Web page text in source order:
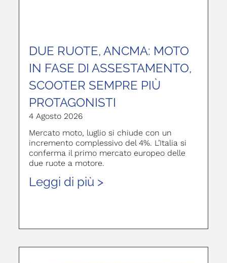
DUE RUOTE, ANCMA: MOTO
IN FASE DI ASSESTAMENTO,
SCOOTER SEMPRE PIÙ
PROTAGONISTI
4 Agosto 2026
Mercato moto, luglio si chiude con un
incremento complessivo del 4%. L’Italia si
conferma il primo mercato europeo delle
due ruote a motore.
Leggi di più >